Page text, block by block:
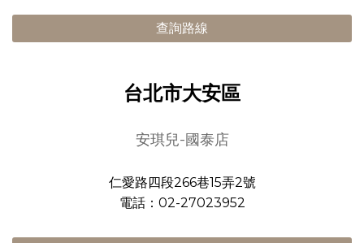
查詢路線
台北市大安區
安琪兒-國泰店
仁愛路四段266巷15弄2號
電話：02-27023952